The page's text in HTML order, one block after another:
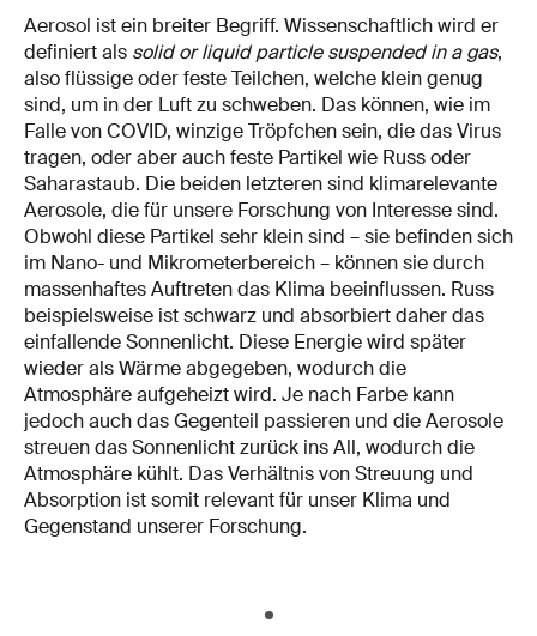
Aerosol ist ein breiter Begriff. Wissenschaftlich wird er
definiert als solid or liquid particle suspended in a gas,
also flüssige oder feste Teilchen, welche klein genug
sind, um in der Luft zu schweben. Das können, wie im
Falle von COVID, winzige Tröpfchen sein, die das Virus
tragen, oder aber auch feste Partikel wie Russ oder
Saharastaub. Die beiden letzteren sind klimarelevante
Aerosole, die für unsere Forschung von Interesse sind.
Obwohl diese Partikel sehr klein sind – sie befinden sich
im Nano- und Mikrometerbereich – können sie durch
massenhaftes Auftreten das Klima beeinflussen. Russ
beispielsweise ist schwarz und absorbiert daher das
einfallende Sonnenlicht. Diese Energie wird später
wieder als Wärme abgegeben, wodurch die
Atmosphäre aufgeheizt wird. Je nach Farbe kann
jedoch auch das Gegenteil passieren und die Aerosole
streuen das Sonnenlicht zurück ins All, wodurch die
Atmosphäre kühlt. Das Verhältnis von Streuung und
Absorption ist somit relevant für unser Klima und
Gegenstand unserer Forschung.